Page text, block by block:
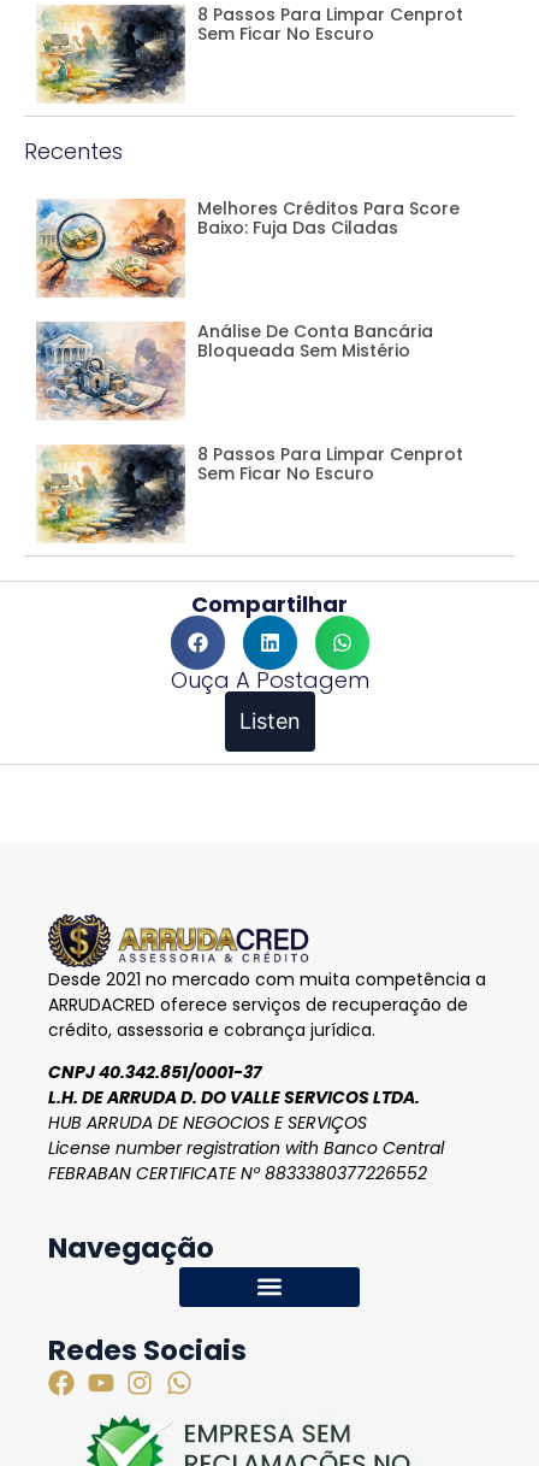
8 Passos Para Limpar Cenprot
Sem Ficar No Escuro
Recentes
Melhores Créditos Para Score
Baixo: Fuja Das Ciladas
Análise De Conta Bancária
Bloqueada Sem Mistério
8 Passos Para Limpar Cenprot
Sem Ficar No Escuro
Compartilhar
Ouça A Postagem
Listen
Desde 2021 no mercado com muita competência a
ARRUDACRED oferece serviços de recuperação de
crédito, assessoria e cobrança jurídica.
CNPJ 40.342.851/0001-37
L.H. DE ARRUDA D. DO VALLE SERVICOS LTDA.
HUB ARRUDA DE NEGOCIOS E SERVIÇOS
License number registration with Banco Central
FEBRABAN CERTIFICATE Nº 8833380377226552
Navegação
Redes Sociais